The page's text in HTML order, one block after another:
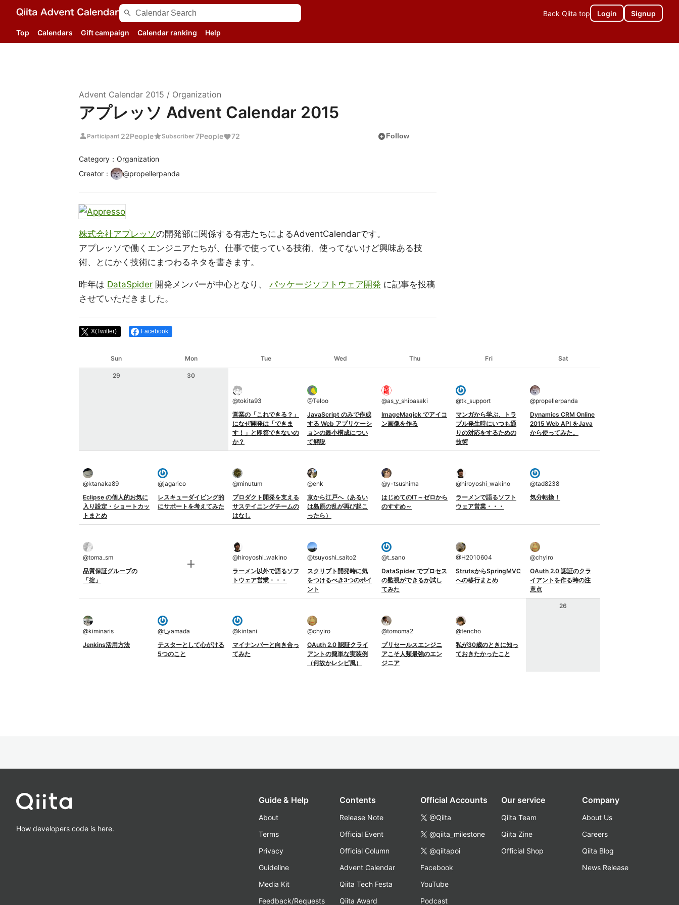
search Back Qiita top Login Signup
Top Calendars Gift campaign Calendar ranking Help
Advent Calendar 2015 / Organization
アプレッソ Advent Calendar 2015
person Participant 22PeoplestarSubscriber7People 72 add_circleFollow
Category：Organization
Creator ： @propellerpanda
株式会社アプレッソの開発部に関係する有志たちによるAdventCalendarです。
アプレッソで働くエンジニアたちが、仕事で使っている技術、使ってないけど興味ある技
術、とにかく技術にまつわるネタを書きます。
昨年は DataSpider 開発メンバーが中心となり、 パッケージソフトウェア開発 に記事を投稿
させていただきました。
X(Twitter) Facebook
Sun Mon Tue Wed Thu Fri Sat
29 30
@tokita93
営業の「これできる？」
になぜ開発は「できま
す！」と即答できないの
か？
@Teloo
JavaScript のみで作成
する Web アプリケーシ
ョンの最小構成につい
て解説
@as_y_shibasaki
ImageMagick でアイコ
ン画像を作る
@tk_support
マンガから学ぶ、トラ
ブル発生時にいつも通
りの対応をするための
技術
@propellerpanda
Dynamics CRM Online
2015 Web API をJava
から使ってみた。
@ktanaka89
Eclipse の個人的お気に
入り設定・ショートカッ
トまとめ
@jagarico
レスキューダイビング的
にサポートを考えてみた
@minutum
プロダクト開発を支える
サステイニングチームの
はなし
@enk
京から江戸へ（あるい
は島原の乱が再び起こ
ったら）
@y-tsushima
はじめてのIT～ゼロから
のすすめ～
@hiroyoshi_wakino
ラーメンで語るソフト
ウェア営業・・・
@tad8238
気分転換！
@toma_sm
品質保証グループの
「掟」
add @hiroyoshi_wakino
ラーメン以外で語るソフ
トウェア営業・・・
@tsuyoshi_saito2
スクリプト開発時に気
をつけるべき3つのポイ
ント
@t_sano
DataSpider でプロセス
の監視ができるか試し
てみた
@H2010604
StrutsからSpringMVC
への移行まとめ
@chyiro
OAuth 2.0 認証のクラ
イアントを作る時の注
意点
@kiminaris
Jenkins活用方法
@t_yamada
テスターとして心がける
5つのこと
@kintani
マイナンバーと向き合っ
てみた
@chyiro
OAuth 2.0 認証クライ
アントの簡単な実装例
（何故かレシピ風）
@tomoma2
プリセールスエンジニ
アこそ人類最強のエン
ジニア
@tencho
私が30歳のときに知っ
ておきたかったこと
26
How developers code is here.
Guide & Help
About
Terms
Privacy
Guideline
Media Kit
Feedback/Requests
Contents
Release Note
Official Event
Official Column
Advent Calendar
Qiita Tech Festa
Qiita Award
Official Accounts
@Qiita
@qiita_milestone
@qiitapoi
Facebook
YouTube
Podcast
Our service
Qiita Team
Qiita Zine
Official Shop
Company
About Us
Careers
Qiita Blog
News Release